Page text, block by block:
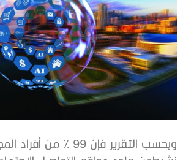
وبحسب التقرير فإن 99 %